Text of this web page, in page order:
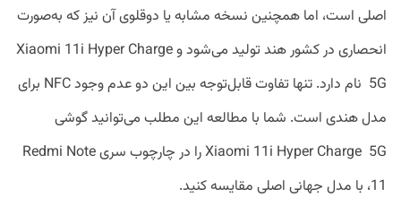
اصلی است، اما همچنین نسخه مشابه یا دوقلوی آن نیز که به‌صورت
انحصاری در کشور هند تولید می‌شود و Xiaomi 11i Hyper Charge
5G نام دارد. تنها تفاوت قابل‌توجه بین این دو عدم وجود NFC برای
مدل هندی است. شما با مطالعه این مطلب می‌توانید گوشی
Xiaomi 11i Hyper Charge 5G را در چارچوب سری Redmi Note
11، با مدل جهانی اصلی مقایسه کنید.